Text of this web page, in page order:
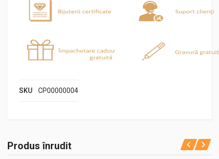
SKU CP00000004
Produs înrudit